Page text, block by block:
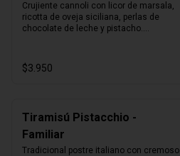
Crujiente cannoli con licor de marsala,
ricotta de oveja siciliana, perlas de
chocolate de leche y pistacho.
$3.950
Tiramisú Pistacchio -
Familiar
Tradicional postre italiano con cremoso